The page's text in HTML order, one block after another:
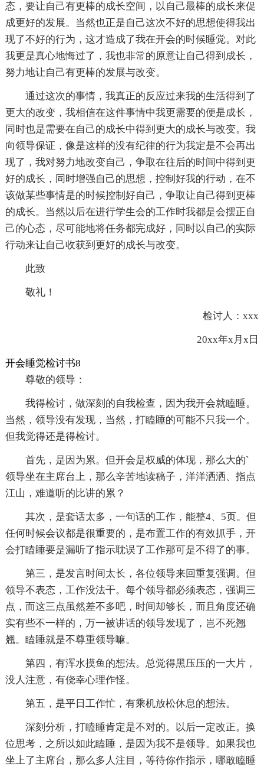
态，要让自己有更棒的成长空间，以自己最棒的成长来促
成更好的发展。当然也正是自己这次不好的思想使得我出
现了不好的行为，这才造成了我在开会的时候睡觉。对此
我更是真心地悔过了，我也非常的原意让自己得到成长，
努力地让自己有更棒的发展与改变。
通过这次的事情，我真正的反应过来我的生活得到了
更大的改变，我相信在这件事情中我更需要的便是成长，
同时也是需要在自己的成长中得到更大的成长与改变。我
向领导保证，像是这样的没有纪律的行为我定是不会再出
现了，我对努力地改变自己，争取在往后的时间中得到更
好的成长，同时增强自己的思想，控制好我的行动，在不
该做某些事情是的时候控制好自己，争取让自己得到更棒
的成长。当然以后在进行学生会的工作时我都是会摆正自
己的心态，尽可能地将任务都完成好，同时以自己的实际
行动来让自己收获到更好的成长与改变。
此致
敬礼！
检讨人：xxx
20xx年x月x日
开会睡觉检讨书8
尊敬的领导：
我得检讨，做深刻的自我检查，因为我开会就瞌睡。
当然，领导没有发现，当然，打瞌睡的可能不只我一个。
但我觉得还是得检讨。
首先，是因为累。但开会是权威的体现，那么大的`
领导坐在主席台上，那么辛苦地读稿子，洋洋洒洒、指点
江山，难道听的比讲的累？
其次，是套话太多，一句话的工作，能整4、5页。但
任何时候会议都是很重要的，是布置工作的有效抓手，开
会打瞌睡要是漏听了指示耽误了工作那可是不得了的事。
第三，是发言时间太长，各位领导来回重复强调。但
领导不表态，工作没法干。每个领导都必须表态，强调三
点，而这三点虽然差不多吧，时间却够长，而且角度还确
实有些不一样的，万一被讲话的领导发现了，岂不死翘
翘。瞌睡就是不尊重领导嘛。
第四，有浑水摸鱼的想法。总觉得黑压压的一大片，
没人注意，有侥幸心理作怪。
第五，是平日工作忙，有乘机放松休息的想法。
深刻分析，打瞌睡肯定是不对的。以后一定改正。换
位思考，之所以如此瞌睡，是因为我不是领导。如果我也
坐上了主席台，那么多人注目，等待你作指示，哪敢瞌睡